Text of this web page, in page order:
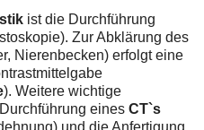
ist die Durchführung
Zur Abklärung des
Nierenbecken) erfolgt eine
). Weitere wichtige
eines CT`s
und die Anfertigung